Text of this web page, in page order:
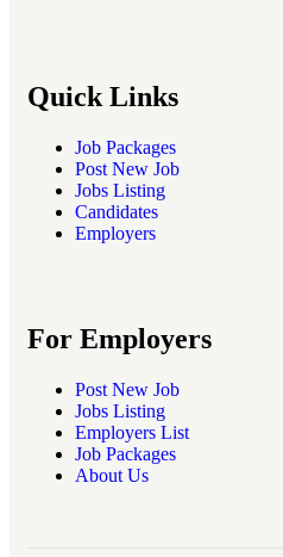
Quick Links
Job Packages
Post New Job
Jobs Listing
Candidates
Employers
For Employers
Post New Job
Jobs Listing
Employers List
Job Packages
About Us